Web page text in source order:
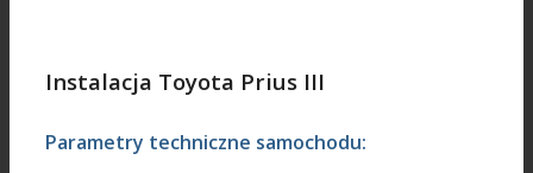
Instalacja Toyota Prius III
Parametry techniczne samochodu: